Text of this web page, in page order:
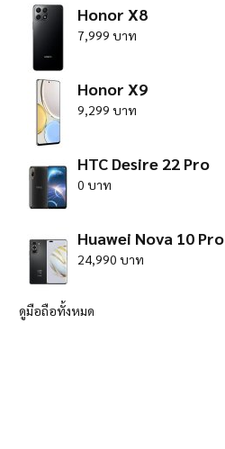
Honor X8
7,999 บาท
Honor X9
9,299 บาท
HTC Desire 22 Pro
0 บาท
Huawei Nova 10 Pro
24,990 บาท
ดูมือถือทั้งหมด